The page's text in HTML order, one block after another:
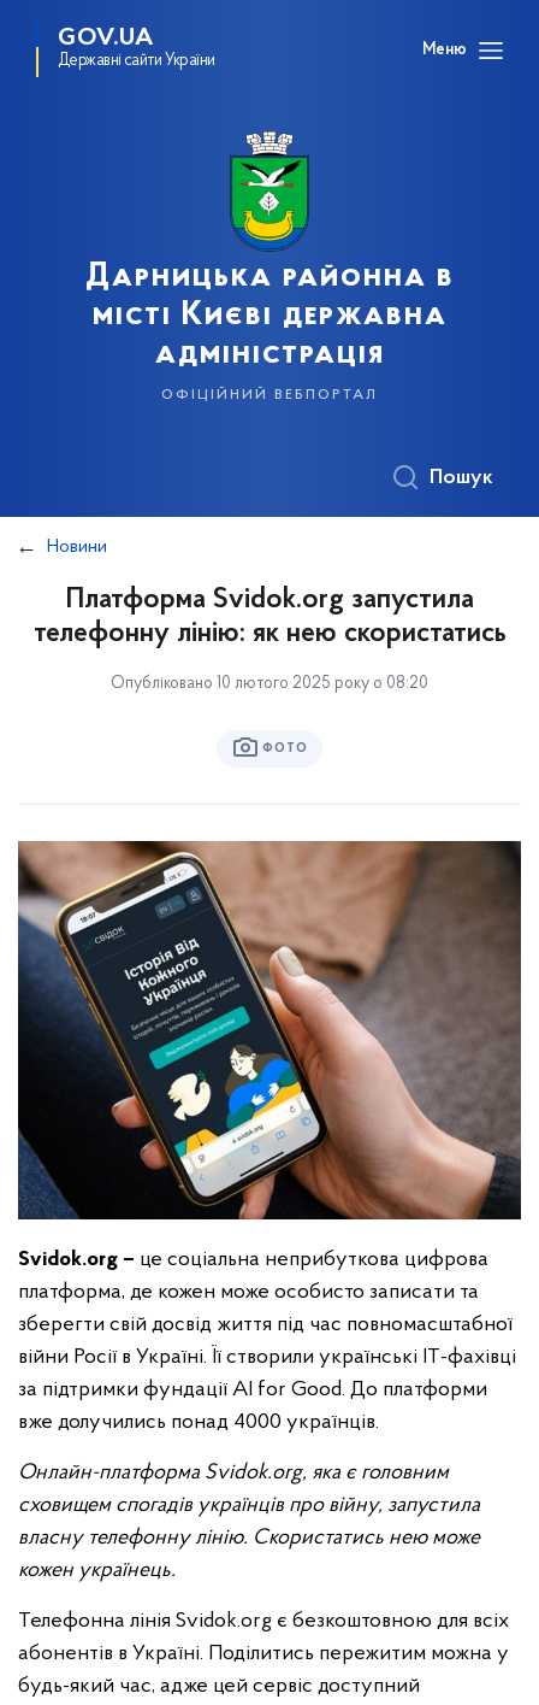
GOV.UA
Державні сайти України
Меню
Дарницька районна в
місті Києві державна
адміністрація
офіційний вебпортал
Пошук
Новини
Платформа Svidok.org запустила
телефонну лінію: як нею скористатись
Опубліковано 10 лютого 2025 року о 08:20
ФОТО
Svidok.org – це соціальна неприбуткова цифрова
платформа, де кожен може особисто записати та
зберегти свій досвід життя під час повномасштабної
війни Росії в Україні. Її створили українські IT-фахівці
за підтримки фундації AI for Good. До платформи
вже долучились понад 4000 українців.
Онлайн-платформа Svidok.org, яка є головним
сховищем спогадів українців про війну, запустила
власну телефонну лінію. Скористатись нею може
кожен українець.
Телефонна лінія Svidok.org є безкоштовною для всіх
абонентів в Україні. Поділитись пережитим можна у
будь-який час, адже цей сервіс доступний